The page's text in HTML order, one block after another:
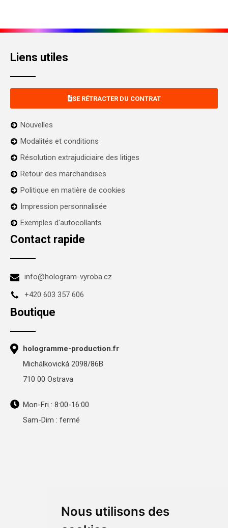
Nous utilisons des
Liens utiles
SE RÉTRACTER DU CONTRAT
Nouvelles
Modalités et conditions
Résolution extrajudiciaire des litiges
Retour des marchandises
Politique en matière de cookies
Impression personnalisée
Exemples d'autocollants
Contact rapide
info@hologram-vyroba.cz
+420 603 357 606
Boutique
hologramme-production.fr
Michálkovická 2098/86B
710 00 Ostrava
Mon-Fri : 8:00-16:00
Sam-Dim : fermé